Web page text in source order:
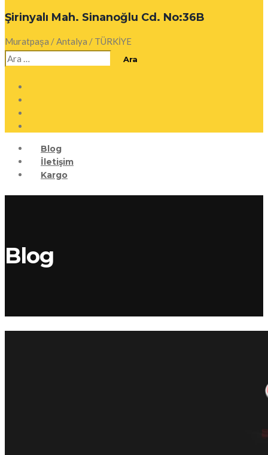
Şirinyalı Mah. Sinanoğlu Cd. No:36B
Muratpaşa / Antalya / TÜRKİYE
Arama:
Blog
İletişim
Kargo
Blog